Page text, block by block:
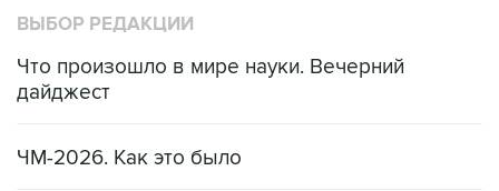
ВЫБОР РЕДАКЦИИ
Что произошло в мире науки. Вечерний
дайджест
ЧМ-2026. Как это было